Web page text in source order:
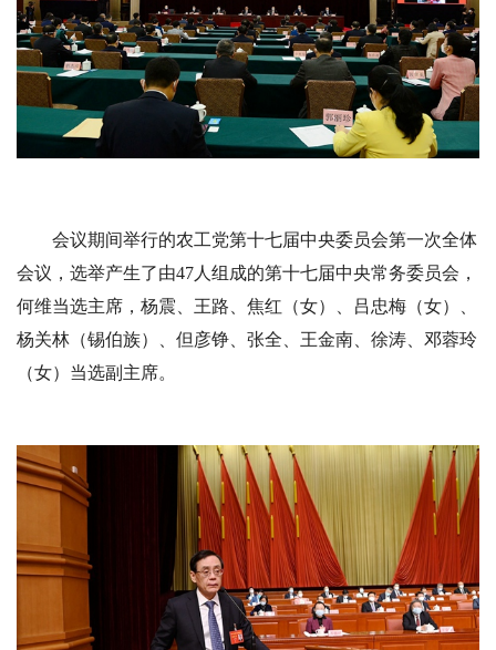
会议期间举行的农工党第十七届中央委员会第一次全体
会议，选举产生了由47人组成的第十七届中央常务委员会，
何维当选主席，杨震、王路、焦红（女）、吕忠梅（女）、
杨关林（锡伯族）、但彦铮、张全、王金南、徐涛、邓蓉玲
（女）当选副主席。